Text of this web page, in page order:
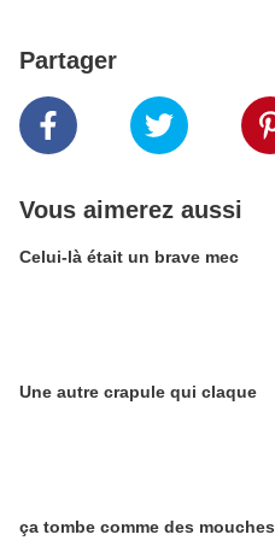
Partager
Vous aimerez aussi
Celui-là était un brave mec
Une autre crapule qui claque
ça tombe comme des mouches